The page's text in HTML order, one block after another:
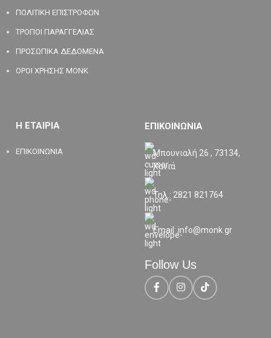
ΠΟΛΙΤΙΚΗ ΕΠΙΣΤΡΟΦΩΝ
ΤΡΟΠΟΙ ΠΑΡΑΓΓΕΛΙΑΣ
ΠΡΟΣΩΠΙΚΑ ΔΕΔΟΜΕΝΑ
ΟΡΟΙ ΧΡΗΣΗΣ MONK
Η ΕΤΑΙΡΙΑ
ΕΠΙΚΟΙΝΩΝΙΑ
ΕΠΙΚΟΙΝΩΝΙΑ
Μπουνιαλή 26 , 73134,
Χανιά
Τηλ.: 2821 821764
Email: info@monk.gr
Follow Us